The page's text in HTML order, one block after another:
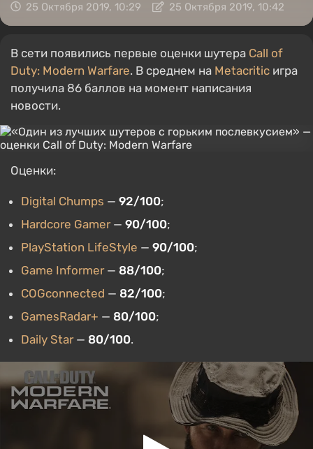
25 Октября 2019, 10:29
25 Октября 2019, 10:42
В сети появились первые оценки шутера Call of
Duty: Modern Warfare. В среднем на Metacritic игра
получила 86 баллов на момент написания
новости.
Оценки:
Digital Chumps — 92/100;
Hardcore Gamer— 90/100;
PlayStation LifeStyle — 90/100;
Game Informer— 88/100;
COGconnected — 82/100;
GamesRadar+ — 80/100;
Daily Star— 80/100.